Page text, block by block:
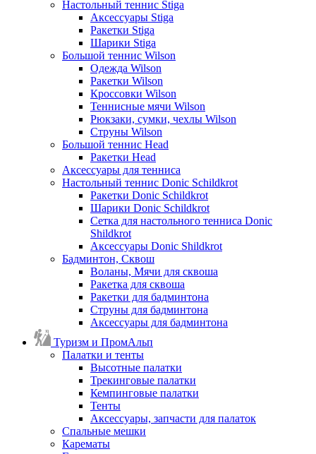
Настольный теннис Stiga
Аксессуары Stiga
Ракетки Stiga
Шарики Stiga
Большой теннис Wilson
Одежда Wilson
Ракетки Wilson
Кроссовки Wilson
Теннисные мячи Wilson
Рюкзаки, сумки, чехлы Wilson
Струны Wilson
Большой теннис Head
Ракетки Head
Аксессуары для тенниса
Настольный теннис Donic Schildkrot
Ракетки Donic Schildkrot
Шарики Donic Schildkrot
Сетка для настольного тенниса Donic
Shildkrot
Аксессуары Donic Shildkrot
Бадминтон, Сквош
Воланы, Мячи для сквоша
Ракетка для сквоша
Ракетки для бадминтона
Струны для бадминтона
Аксессуары для бадминтона
Туризм и ПромАльп
Палатки и тенты
Высотные палатки
Трекинговые палатки
Кемпинговые палатки
Тенты
Аксессуары, запчасти для палаток
Спальные мешки
Карематы